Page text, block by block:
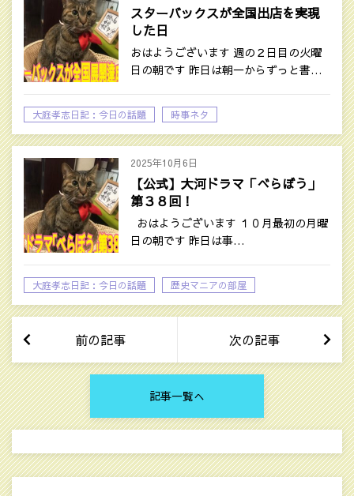
スターバックスが全国出店を実現
した日
おはようございます 週の２日目の火曜
日の朝です 昨日は朝一からずっと書…
大庭孝志日記：今日の話題 時事ネタ
2025年10月6日
【公式】大河ドラマ「べらぼう」
第３８回！‎
おはようございます １０月最初の月曜
日の朝です 昨日は事…
大庭孝志日記：今日の話題 歴史マニアの部屋
前の記事 次の記事
記事一覧へ